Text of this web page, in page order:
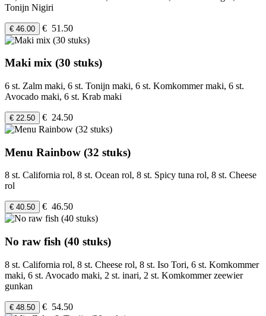
Tonijn Nigiri
€ 46.00 € 51.50
Maki mix (30 stuks)
6 st. Zalm maki, 6 st. Tonijn maki, 6 st. Komkommer maki, 6 st.
Avocado maki, 6 st. Krab maki
€ 22.50 € 24.50
Menu Rainbow (32 stuks)
8 st. California rol, 8 st. Ocean rol, 8 st. Spicy tuna rol, 8 st. Cheese
rol
€ 40.50 € 46.50
No raw fish (40 stuks)
8 st. California rol, 8 st. Cheese rol, 8 st. Iso Tori, 6 st. Komkommer
maki, 6 st. Avocado maki, 2 st. inari, 2 st. Komkommer zeewier
gunkan
€ 48.50 € 54.50